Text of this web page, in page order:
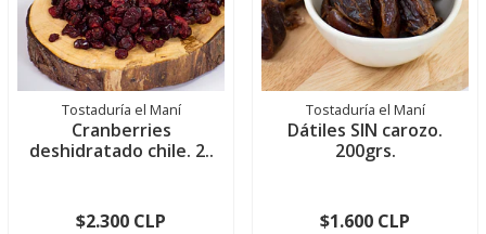
Tostaduría el Maní
Cranberries
deshidratado chile. 2..
$2.300 CLP
Tostaduría el Maní
Dátiles SIN carozo.
200grs.
$1.600 CLP